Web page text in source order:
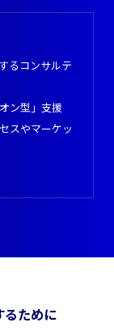
るコンサルテ
ン型」支援
スやマーケッ
るために